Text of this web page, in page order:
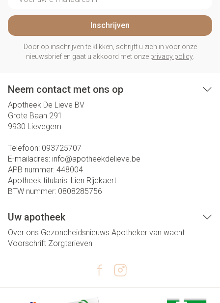
Inschrijven
Door op inschrijven te klikken, schrijft u zich in voor onze
nieuwsbrief en gaat u akkoord met onze privacy policy.
Neem contact met ons op
Apotheek De Lieve BV
Grote Baan 291
9930 Lievegem
Telefoon: 093725707
E-mailadres: info@apotheekdelieve.be
APB nummer: 448004
Apotheek titularis: Lien Rijckaert
BTW nummer: 0808285756
Uw apotheek
Over ons Gezondheidsnieuws Apotheker van wacht
Voorschrift Zorgtarieven